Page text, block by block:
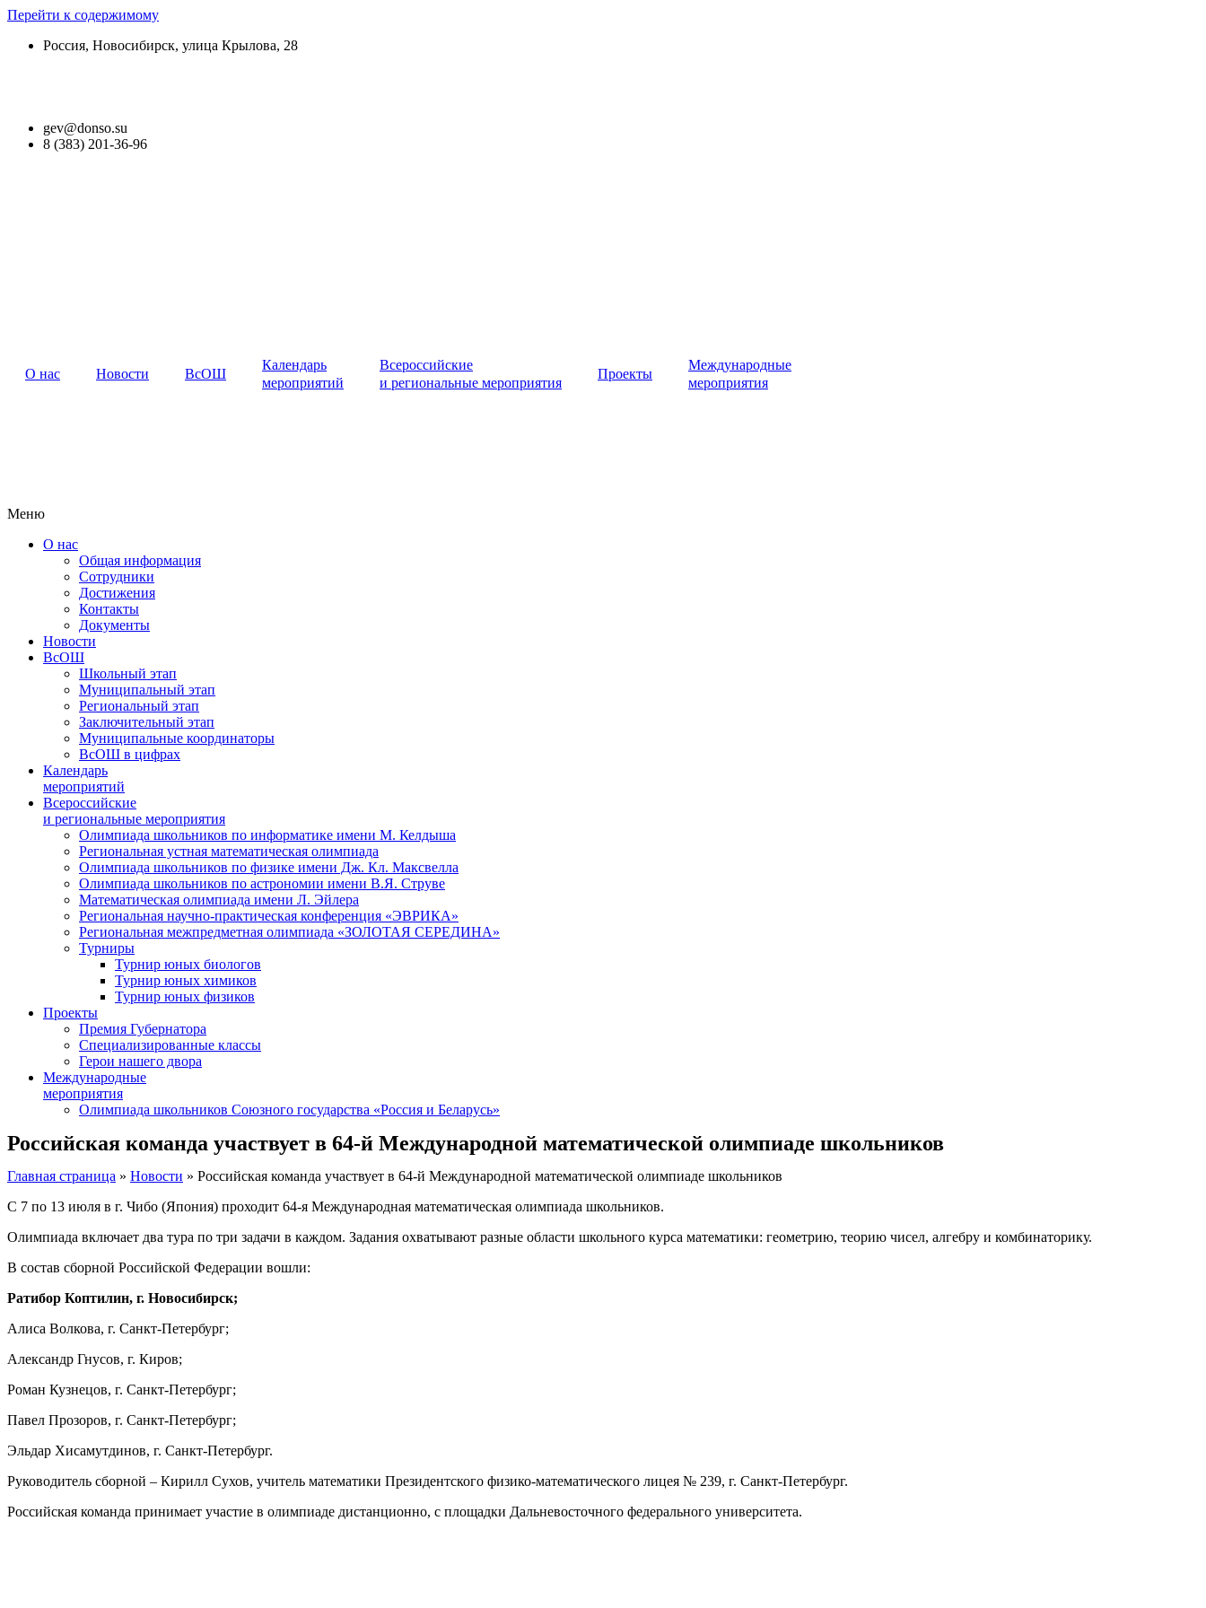
Перейти к содержимому
Россия, Новосибирск, улица Крылова, 28
gev@donso.su
8 (383) 201-36-96
О нас Новости ВсОШ
Календарь
мероприятий
Всероссийские
и региональные мероприятия
Проекты
Международные
мероприятия
Меню
О нас
Общая информация
Сотрудники
Достижения
Контакты
Документы
Новости
ВсОШ
Школьный этап
Муниципальный этап
Региональный этап
Заключительный этап
Муниципальные координаторы
ВсОШ в цифрах
Календарь
мероприятий
Всероссийские
и региональные мероприятия
Олимпиада школьников по информатике имени М. Келдыша
Региональная устная математическая олимпиада
Олимпиада школьников по физике имени Дж. Кл. Максвелла
Олимпиада школьников по астрономии имени В.Я. Струве
Математическая олимпиада имени Л. Эйлера
Региональная научно-практическая конференция «ЭВРИКА»
Региональная межпредметная олимпиада «ЗОЛОТАЯ СЕРЕДИНА»
Турниры
Турнир юных биологов
Турнир юных химиков
Турнир юных физиков
Проекты
Премия Губернатора
Специализированные классы
Герои нашего двора
Международные
мероприятия
Олимпиада школьников Союзного государства «Россия и Беларусь»
Российская команда участвует в 64-й Международной математической олимпиаде школьников
Главная страница » Новости » Российская команда участвует в 64-й Международной математической олимпиаде школьников
С 7 по 13 июля в г. Чибо (Япония) проходит 64-я Международная математическая олимпиада школьников.
Олимпиада включает два тура по три задачи в каждом. Задания охватывают разные области школьного курса математики: геометрию, теорию чисел, алгебру и комбинаторику.
В состав сборной Российской Федерации вошли:
Ратибор Коптилин, г. Новосибирск;
Алиса Волкова, г. Санкт-Петербург;
Александр Гнусов, г. Киров;
Роман Кузнецов, г. Санкт-Петербург;
Павел Прозоров, г. Санкт-Петербург;
Эльдар Хисамутдинов, г. Санкт-Петербург.
Руководитель сборной – Кирилл Сухов, учитель математики Президентского физико-математического лицея № 239, г. Санкт-Петербург.
Российская команда принимает участие в олимпиаде дистанционно, с площадки Дальневосточного федерального университета.